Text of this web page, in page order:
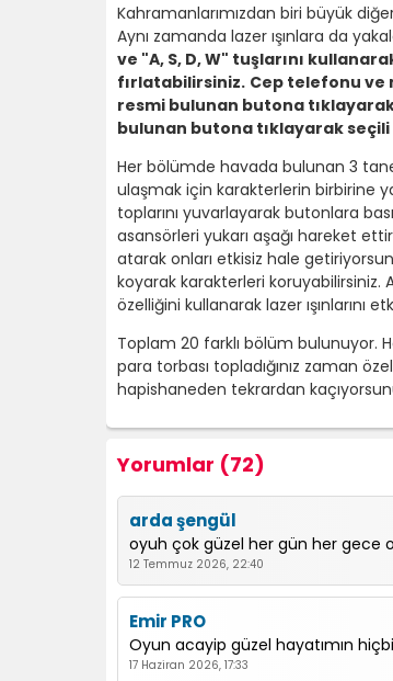
Kahramanlarımızdan biri büyük
Aynı zamanda lazer ışınlara da
ve "A, S, D, W" tuşlarını
fırlatabilirsiniz. Cep telefonu ve
resmi bulunan butona
bulunan butona tıklayarak
Her bölümde havada bulunan 3
ulaşmak için karakterlerin birbirine
toplarını yuvarlayarak butonlara
asansörleri yukarı aşağı hareket
atarak onları etkisiz hale
koyarak karakterleri koruyabilirsiniz.
özelliğini kullanarak lazer ışınlarını
Toplam 20 farklı bölüm bulunuyor.
para torbası topladığınız zaman
hapishaneden tekrardan
Yorumlar (72)
arda şengül
oyuh çok güzel her gün her gece
12 Temmuz 2026, 22:40
Emir PRO
Oyun acayip güzel hayatımın
17 Haziran 2026, 17:33